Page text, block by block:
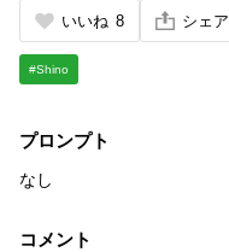
いいね 8 シェア
#Shino
プロンプト
なし
コメント